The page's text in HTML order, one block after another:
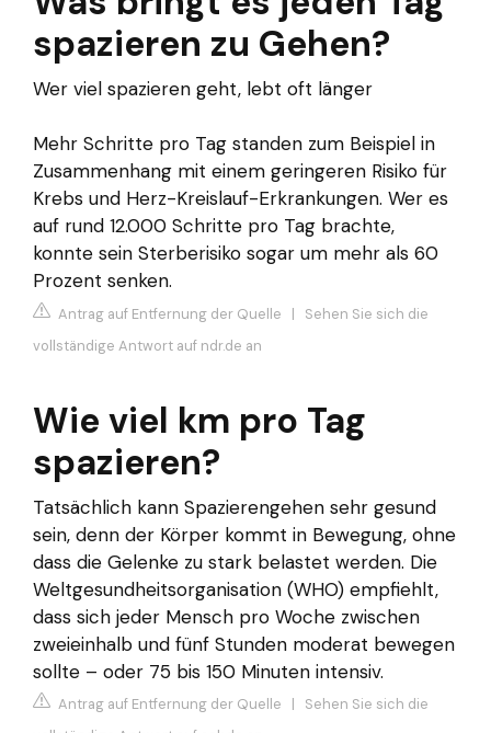
spazieren zu Gehen?
Wer viel spazieren geht, lebt oft länger
Mehr Schritte pro Tag standen zum Beispiel in
Zusammenhang mit einem geringeren Risiko für
Krebs und Herz-Kreislauf-Erkrankungen. Wer es
auf rund 12.000 Schritte pro Tag brachte,
konnte sein Sterberisiko sogar um mehr als 60
Prozent senken.
Antrag auf Entfernung der Quelle | Sehen Sie sich die
vollständige Antwort auf ndr.de an
Wie viel km pro Tag
spazieren?
Tatsächlich kann Spazierengehen sehr gesund
sein, denn der Körper kommt in Bewegung, ohne
dass die Gelenke zu stark belastet werden. Die
Weltgesundheitsorganisation (WHO) empfiehlt,
dass sich jeder Mensch pro Woche zwischen
zweieinhalb und fünf Stunden moderat bewegen
sollte – oder 75 bis 150 Minuten intensiv.
Antrag auf Entfernung der Quelle | Sehen Sie sich die